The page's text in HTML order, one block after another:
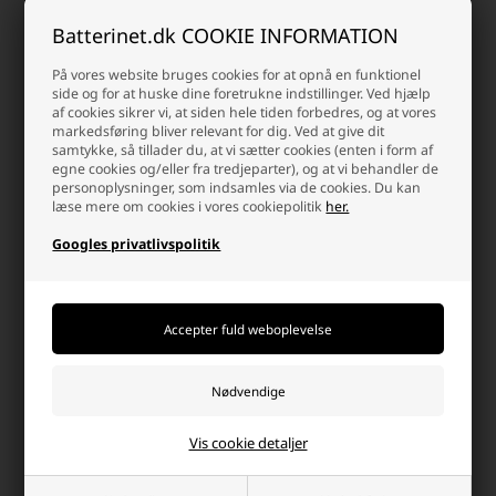
Batterinet.dk COOKIE INFORMATION
På vores website bruges cookies for at opnå en funktionel
side og for at huske dine foretrukne indstillinger. Ved hjælp
af cookies sikrer vi, at siden hele tiden forbedres, og at vores
markedsføring bliver relevant for dig. Ved at give dit
samtykke, så tillader du, at vi sætter cookies (enten i form af
egne cookies og/eller fra tredjeparter), og at vi behandler de
personoplysninger, som indsamles via de cookies. Du kan
læse mere om cookies i vores cookiepolitik her.
Googles privatlivspolitik
Vis cookie detaljer
Hvorfor handle hos batterinet?
Der er mange gode grunde, men her er et par
(man-tors), fredag kl.14.00
sendes samme dag.
besvarer så hurtig vi kan.
Høj kundetilfredshed
Fri fragt over 499,-